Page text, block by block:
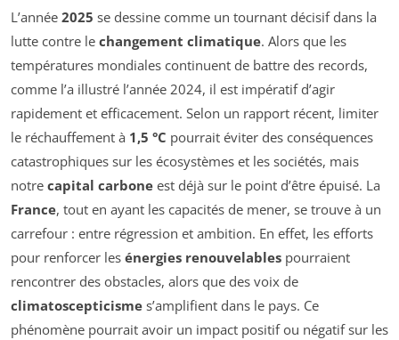
L’année 2025 se dessine comme un tournant décisif dans la
lutte contre le changement climatique. Alors que les
températures mondiales continuent de battre des records,
comme l’a illustré l’année 2024, il est impératif d’agir
rapidement et efficacement. Selon un rapport récent, limiter
le réchauffement à 1,5 °C pourrait éviter des conséquences
catastrophiques sur les écosystèmes et les sociétés, mais
notre capital carbone est déjà sur le point d’être épuisé. La
France, tout en ayant les capacités de mener, se trouve à un
carrefour : entre régression et ambition. En effet, les efforts
pour renforcer les énergies renouvelables pourraient
rencontrer des obstacles, alors que des voix de
climatoscepticisme s’amplifient dans le pays. Ce
phénomène pourrait avoir un impact positif ou négatif sur les